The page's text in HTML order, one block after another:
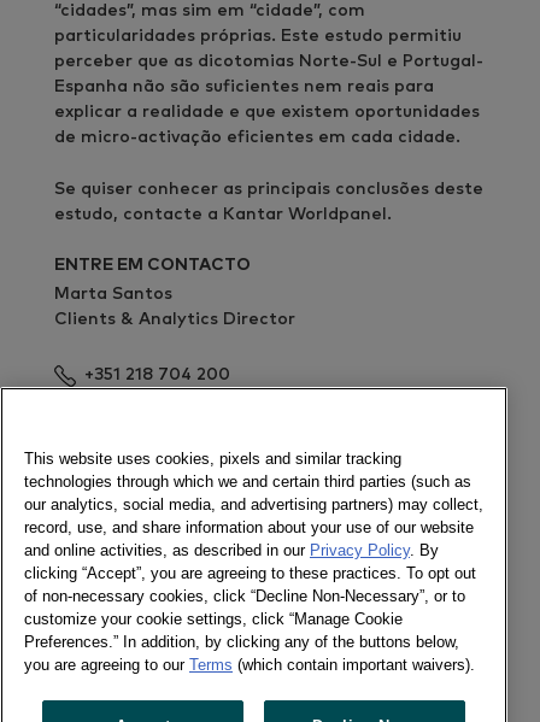
“cidades”, mas sim em “cidade”, com
particularidades próprias. Este estudo permitiu
perceber que as dicotomias Norte-Sul e Portugal-
Espanha não são suficientes nem reais para
explicar a realidade e que existem oportunidades
de micro-activação eficientes em cada cidade.
Se quiser conhecer as principais conclusões deste
estudo, contacte a Kantar Worldpanel.
ENTRE EM CONTACTO
Marta Santos
Clients & Analytics Director
+351 218 704 200
Newsletter
Ligue-se a nós
Newsletter
Twitter
LinkedIn
This website uses cookies, pixels and similar tracking
technologies through which we and certain third parties (such as
our analytics, social media, and advertising partners) may collect,
record, use, and share information about your use of our website
and online activities, as described in our Privacy Policy. By
clicking “Accept”, you are agreeing to these practices. To opt out
of non-necessary cookies, click “Decline Non-Necessary”, or to
customize your cookie settings, click “Manage Cookie
Preferences.” In addition, by clicking any of the buttons below,
you are agreeing to our Terms (which contain important waivers).